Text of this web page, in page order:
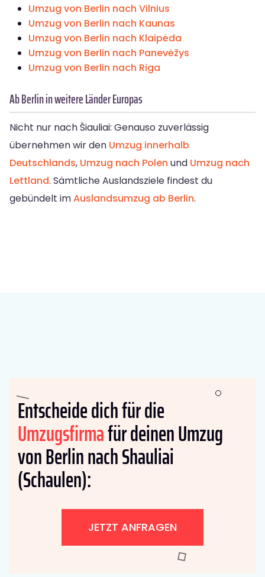
Umzug von Berlin nach Vilnius
Umzug von Berlin nach Kaunas
Umzug von Berlin nach Klaipėda
Umzug von Berlin nach Panevėžys
Umzug von Berlin nach Riga
Ab Berlin in weitere Länder Europas
Nicht nur nach Šiauliai: Genauso zuverlässig
übernehmen wir den Umzug innerhalb
Deutschlands, Umzug nach Polen und Umzug nach
Lettland. Sämtliche Auslandsziele findest du
gebündelt imAuslandsumzug ab Berlin.
Entscheide dich für die
Umzugsfirmafür deinen Umzug
von Berlin nach Shauliai
(Schaulen):
JETZT ANFRAGEN